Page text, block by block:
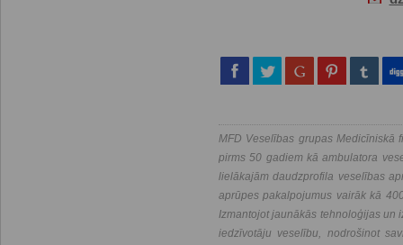
MFD Veselības grupas Medicīniskā
pirms 50 gadiem kā ambulatora
lielākajām daudzprofila veselības
aprūpes pakalpojumus vairāk kā
Izmantojot jaunākās tehnoloģijas un
iedzīvotāju veselību, nodrošinot